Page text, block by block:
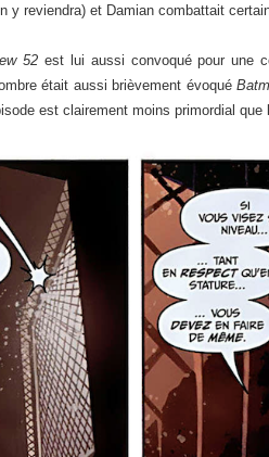
y reviendra) et Damian combattait
ew 52est lui aussi convoqué pour une
était aussi brièvement évoqué
est clairement moins primordial que